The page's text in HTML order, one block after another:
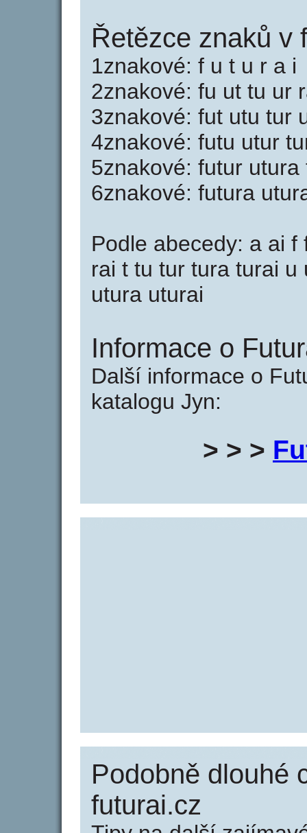
Řetězce znaků v
1znakové: f u t u r a i
2znakové: fu ut tu ur
3znakové: fut utu tur
4znakové: futu utur
5znakové: futur utura
6znakové: futura
Podle abecedy: a ai
rai t tu tur tura turai
utura uturai
Informace o
Další informace o
katalogu Jyn:
> > >
Podobně dlouhé
futurai.cz